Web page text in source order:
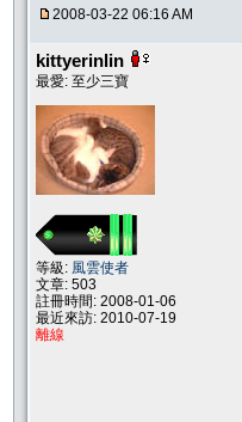
2008-03-22 06:16 AM
kittyerinlin
最愛: 至少三寶
等級: 風雲使者
文章: 503
註冊時間: 2008-01-06
最近來訪: 2010-07-19
離線